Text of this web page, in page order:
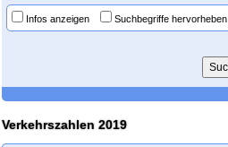
Infos anzeigen Suchbegriffe hervorheben
Verkehrszahlen 2019